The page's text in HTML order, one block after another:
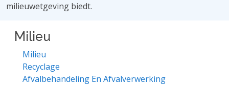
milieuwetgeving biedt.
Milieu
Milieu
Recyclage
Afvalbehandeling En Afvalverwerking